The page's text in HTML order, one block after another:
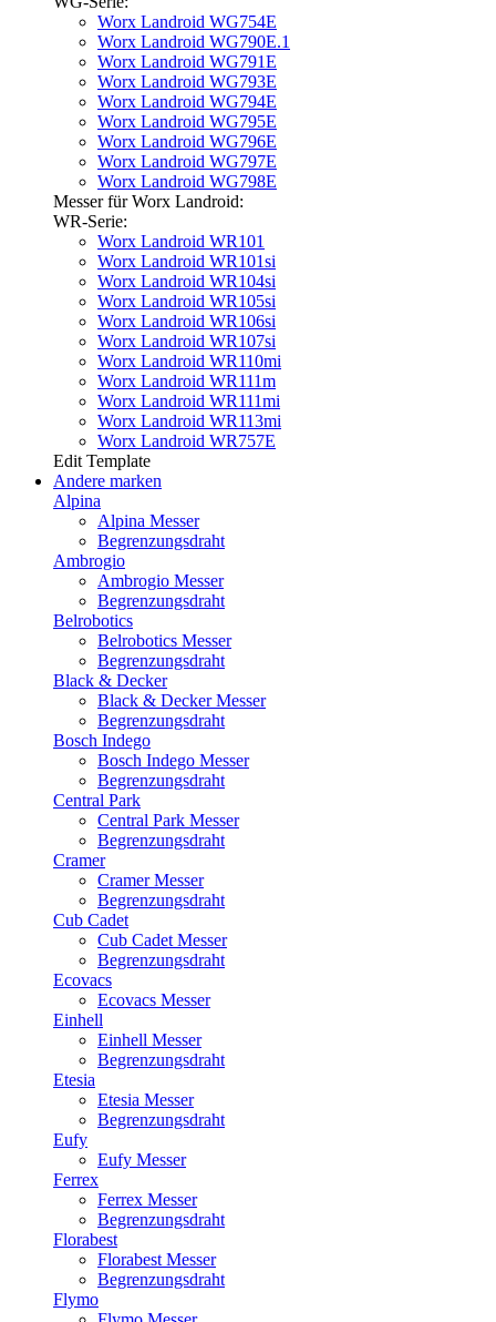
Worx Landroid WG754E
Worx Landroid WG790E.1
Worx Landroid WG791E
Worx Landroid WG793E
Worx Landroid WG794E
Worx Landroid WG795E
Worx Landroid WG796E
Worx Landroid WG797E
Worx Landroid WG798E
Messer für Worx Landroid:
WR-Serie:
Worx Landroid WR101
Worx Landroid WR101si
Worx Landroid WR104si
Worx Landroid WR105si
Worx Landroid WR106si
Worx Landroid WR107si
Worx Landroid WR110mi
Worx Landroid WR111m
Worx Landroid WR111mi
Worx Landroid WR113mi
Worx Landroid WR757E
Edit Template
Andere marken
Alpina
Alpina Messer
Begrenzungsdraht
Ambrogio
Ambrogio Messer
Begrenzungsdraht
Belrobotics
Belrobotics Messer
Begrenzungsdraht
Black & Decker
Black & Decker Messer
Begrenzungsdraht
Bosch Indego
Bosch Indego Messer
Begrenzungsdraht
Central Park
Central Park Messer
Begrenzungsdraht
Cramer
Cramer Messer
Begrenzungsdraht
Cub Cadet
Cub Cadet Messer
Begrenzungsdraht
Ecovacs
Ecovacs Messer
Einhell
Einhell Messer
Begrenzungsdraht
Etesia
Etesia Messer
Begrenzungsdraht
Eufy
Eufy Messer
Ferrex
Ferrex Messer
Begrenzungsdraht
Florabest
Florabest Messer
Begrenzungsdraht
Flymo